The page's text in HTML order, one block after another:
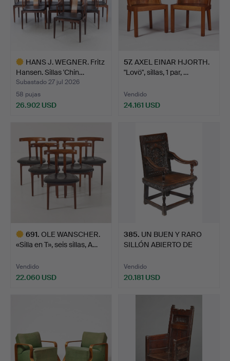
HANS J. WEGNER. Fritz
Hansen. Sillas 'Chin…
Subastado 27 jul 2026
58 pujas
26.902 USD
57. AXEL EINAR HJORTH.
"Lovö", sillas, 1 par, …
Vendido
24.161 USD
691. OLE WANSCHER.
«Silla en T», seis sillas, A…
Vendido
22.060 USD
385. UN BUEN Y RARO
SILLÓN ABIERTO DE
Vendido
20.181 USD